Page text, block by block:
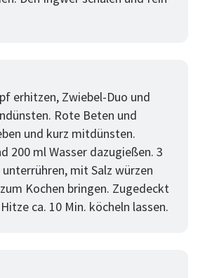
erhitzen, Zwiebel-Duo und
Rote Beten und
und kurz mitdünsten.
200 ml Wasser dazugießen. 3
unterrühren, mit Salz würzen
Kochen bringen. Zugedeckt
ca. 10 Min. köcheln lassen.